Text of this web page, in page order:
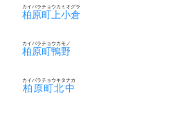
柏原町上小倉
カイバラチョウカミオグラ
柏原町鴨野
カイバラチョウカモノ
柏原町北中
カイバラチョウキタナカ